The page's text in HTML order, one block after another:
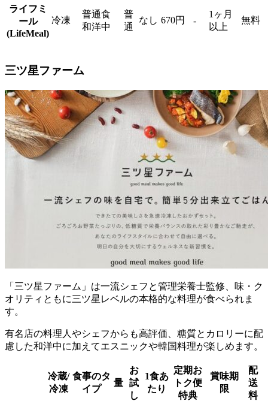
ライフミ
ール
(LifeMeal)
冷凍
普通食
和洋中
普
通
なし 670円 -
1ヶ月
以上
無料
三ツ星ファーム
「三ツ星ファーム」は一流シェフと管理栄養士監修、味・ク
オリティともに三ツ星レベルの本格的な料理が食べられま
す。
有名店の料理人やシェフからも高評価、糖質とカロリーに配
慮した和洋中に加えてエスニックや韓国料理が楽しめます。
冷蔵/
冷凍
食事のタ
イプ
量
お
試
し
1食あ
たり
定期お
トク便
特典
賞味期
限
配
送
料